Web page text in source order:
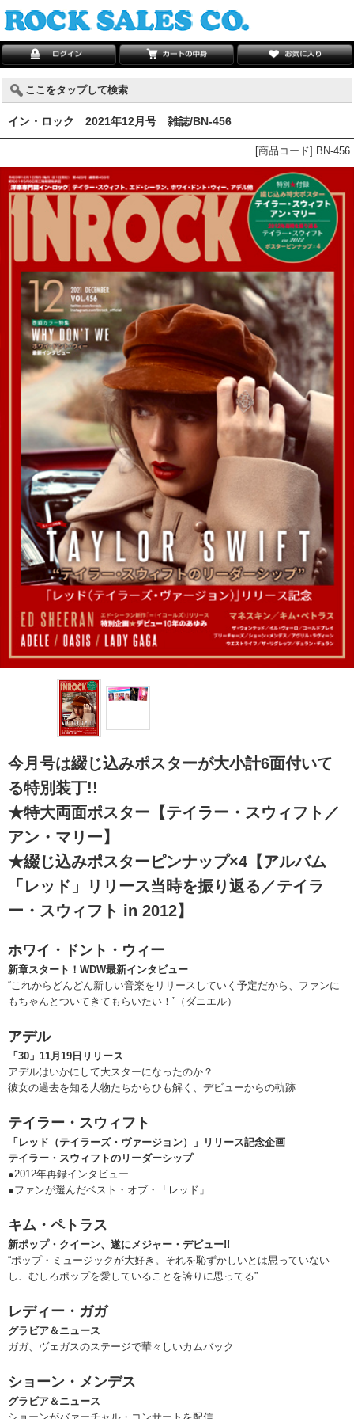
ここをタップして検索
イン・ロック 2021年12月号 雑誌/BN-456
[商品コード] BN-456
今月号は綴じ込みポスターが大小計6面付いて
る特別装丁!!
★特大両面ポスター【テイラー・スウィフト／
アン・マリー】
★綴じ込みポスターピンナップ×4【アルバム
「レッド」リリース当時を振り返る／テイラ
ー・スウィフト in 2012】
ホワイ・ドント・ウィー
新章スタート！WDW最新インタビュー
“これからどんどん新しい音楽をリリースしていく予定だから、ファンに
もちゃんとついてきてもらいたい！”（ダニエル）
アデル
「30」11月19日リリース
アデルはいかにして大スターになったのか？
彼女の過去を知る人物たちからひも解く、デビューからの軌跡
テイラー・スウィフト
「レッド（テイラーズ・ヴァージョン）」リリース記念企画
テイラー・スウィフトのリーダーシップ
●2012年再録インタビュー
●ファンが選んだベスト・オブ・「レッド」
キム・ペトラス
新ポップ・クイーン、遂にメジャー・デビュー!!
“ポップ・ミュージックが大好き。それを恥ずかしいとは思っていない
し、むしろポップを愛していることを誇りに思ってる”
レディー・ガガ
グラビア＆ニュース
ガガ、ヴェガスのステージで華々しいカムバック
ショーン・メンデス
グラビア＆ニュース